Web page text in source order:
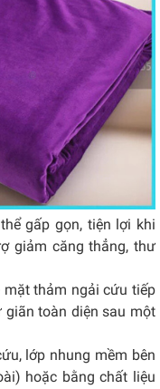
gấp gọn, tiện lợi khi
giảm căng thẳng, thư
mặt thảm ngải cứu tiếp
toàn diện sau một
lớp nhung mềm bên
hoặc bằng chất liệu